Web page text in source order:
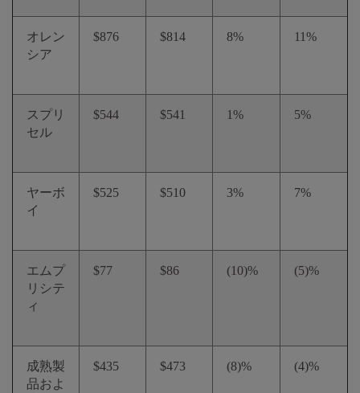
オレン
シア
$876 $814 8% 11%
スプリ
セル
$544 $541 1% 5%
ヤーボ
イ
$525 $510 3% 7%
エムプ
リシテ
ィ
$77 $86 (10)% (5)%
成熟製
品およ
$435 $473 (8)% (4)%